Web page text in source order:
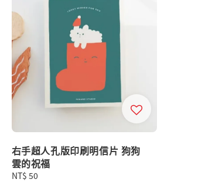
右手超人孔版印刷明信片 狗狗
雲的祝福
Regular
NT$ 50